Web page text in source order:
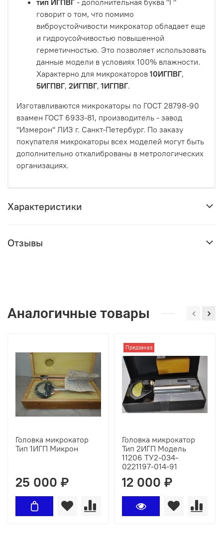
говорит о том, что помимо
виброустойчивости микрокатор обладает еще
и гидроусойчивостью повышенной
герметичностью. Это позволяет использовать
данные модели в условиях 100% влажности.
Характерно для микрокаторов 10ИГПВГ,
5ИГПВГ, 2ИГПВГ, 1ИГПВГ.
Изготавливаются микрокаторы по ГОСТ 28798-90
взамен ГОСТ 6933-81, производитель - завод
"Измерон" ЛИЗ г. Санкт-Петербург. По заказу
покупателя микрокаторы всех моделей могут быть
дополнительно откалиброваны в метрологических
организациях.
Характеристики
Отзывы
Аналогичные товары
Головка микрокатор
Тип 1ИГП Микрон
25 000 ₽
Предзаказ
Головка микрокатор
Тип 2ИГП Модель
11206 ТУ2-034-
0221197-014-91
12 000 ₽